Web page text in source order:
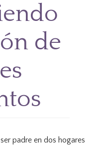
de
padre en dos hogares